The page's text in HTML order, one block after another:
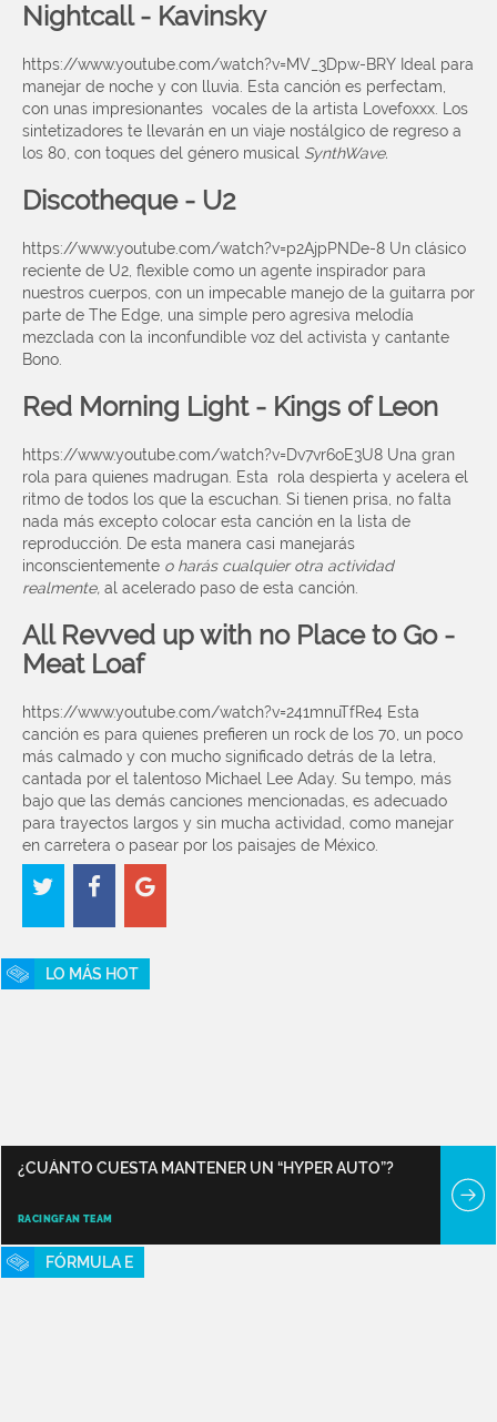
Nightcall - Kavinsky
https://www.youtube.com/watch?v=MV_3Dpw-BRY Ideal para
manejar de noche y con lluvia. Esta canción es perfectam,
con unas impresionantes vocales de la artista Lovefoxxx. Los
sintetizadores te llevarán en un viaje nostálgico de regreso a
los 80, con toques del género musical
SynthWave.
Discotheque - U2
https://www.youtube.com/watch?v=p2AjpPNDe-8 Un clásico
reciente de U2, flexible como un agente inspirador para
nuestros cuerpos, con un impecable manejo de la guitarra por
parte de The Edge, una simple pero agresiva melodía
mezclada con la inconfundible voz del activista y cantante
Bono.
Red Morning Light - Kings of Leon
https://www.youtube.com/watch?v=Dv7vr6oE3U8 Una gran
rola para quienes madrugan. Esta rola despierta y acelera el
ritmo de todos los que la escuchan. Si tienen prisa, no falta
nada más excepto colocar esta canción en la lista de
reproducción. De esta manera casi manejarás
inconscientemente o harás cualquier otra actividad
realmente, al acelerado paso de esta canción.
All Revved up with no Place to Go -
Meat Loaf
https://www.youtube.com/watch?v=241mnuTfRe4 Esta
canción es para quienes prefieren un rock de los 70, un poco
más calmado y con mucho significado detrás de la letra,
cantada por el talentoso Michael Lee Aday. Su tempo, más
bajo que las demás canciones mencionadas, es adecuado
para trayectos largos y sin mucha actividad, como manejar
en carretera o pasear por los paisajes de México.
LO MÁS HOT
¿CUÁNTO CUESTA MANTENER UN “HYPER AUTO”?
RACINGFAN TEAM
FÓRMULA E